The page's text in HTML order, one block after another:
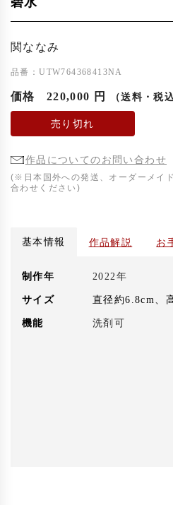
関ななみ
品番：UTW764368413NA
価格 220,000 円 （送料・税
売り切れ
作品についてのお問い合わせ
(※日本国外への発送、オーダーメイ
合わせください)
基本情報 作品解説 お
制作年 2022年
サイズ 直径約6.8cm、
機能 洗剤可